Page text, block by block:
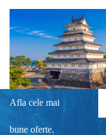
Afla cele mai
bune oferte.